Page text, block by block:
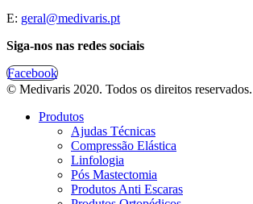
E: geral@medivaris.pt
Siga-nos nas redes sociais
Facebook
© Medivaris 2020. Todos os direitos reservados.
Produtos
Ajudas Técnicas
Compressão Elástica
Linfologia
Pós Mastectomia
Produtos Anti Escaras